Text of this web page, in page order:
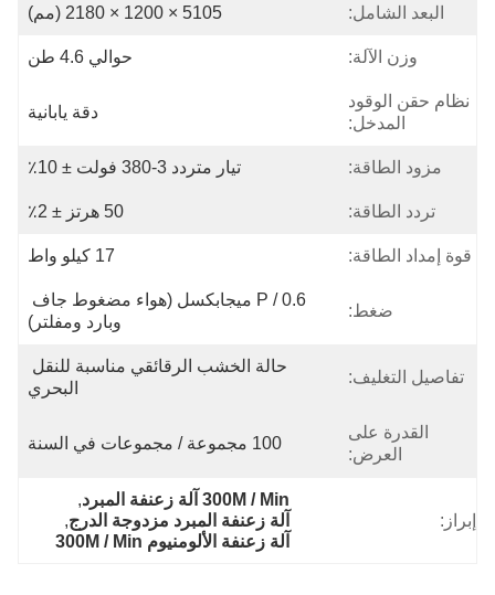
البعد الشامل: 5105 × 1200 × 2180 (مم)
وزن الآلة: حوالي 4.6 طن
نظام حقن الوقود
المدخل:
دقة يابانية
مزود الطاقة: تيار متردد 3-380 فولت ± 10٪
تردد الطاقة: 50 هرتز ± 2٪
قوة إمداد الطاقة: 17 كيلو واط
ضغط:
P / 0.6 ميجابكسل (هواء مضغوط جاف
وبارد ومفلتر)
تفاصيل التغليف:
البحري
القدرة على
العرض:
100 مجموعة / مجموعات في السنة
إبراز:
300M / Min آلة زعنفة المبرد
,
آلة زعنفة المبرد مزدوجة الدرج,
آلة زعنفة الألومنيوم 300M / Min